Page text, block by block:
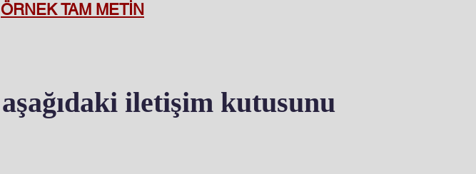
ÖRNEK TAM METİN
iletişim kutusunu